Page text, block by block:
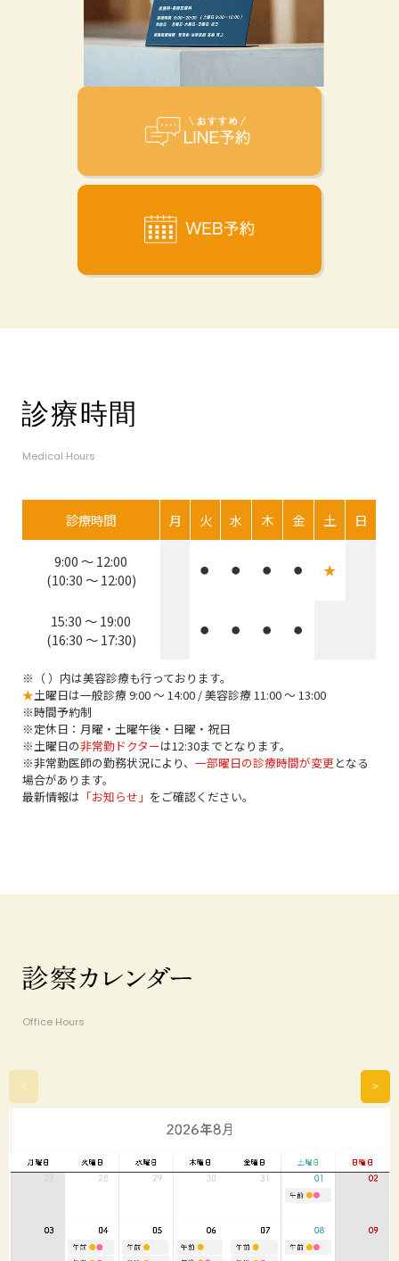
Medical Hours
診療時間 月 火 水 木 金 土 日
9:00 ～ 12:00
(10:30 ～ 12:00)
● ● ● ● ★
15:30 ～ 19:00
(16:30 ～ 17:30)
● ● ● ●
※（ ）内は美容診療も行っております。
★土曜日は一般診療 9:00 ～ 14:00 / 美容診療 11:00 ～ 13:00
※時間予約制
※定休日：月曜・土曜午後・日曜・祝日
※土曜日の非常勤ドクターは12:30までとなります。
※非常勤医師の勤務状況により、 一部曜日の診療時間が変更 となる
場合があります。
最新情報は 「お知らせ」 をご確認ください。
Office Hours
＜ ＞